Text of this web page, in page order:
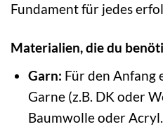
Fundament für jedes
Materialien, die du
Garn: Für den Anfang
Garne (z.B. DK oder
Baumwolle oder